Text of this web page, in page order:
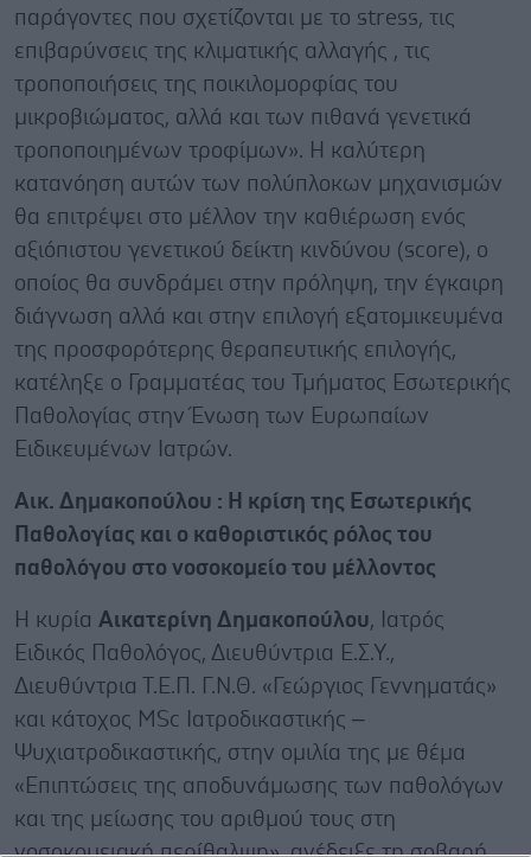
παράγοντες που σχετίζονται με το stress, τις
επιβαρύνσεις της κλιματικής αλλαγής , τις
τροποποιήσεις της ποικιλομορφίας του
μικροβιώματος, αλλά και των πιθανά γενετικά
τροποποιημένων τροφίμων». Η καλύτερη
κατανόηση αυτών των πολύπλοκων μηχανισμών
θα επιτρέψει στο μέλλον την καθιέρωση ενός
αξιόπιστου γενετικού δείκτη κινδύνου (score), ο
οποίος θα συνδράμει στην πρόληψη, την έγκαιρη
διάγνωση αλλά και στην επιλογή εξατομικευμένα
της προσφορότερης θεραπευτικής επιλογής,
κατέληξε ο Γραμματέας του Τμήματος Εσωτερικής
Παθολογίας στην Ένωση των Ευρωπαίων
Ειδικευμένων Ιατρών.
Αικ. Δημακοπούλου : Η κρίση της Εσωτερικής
Παθολογίας και ο καθοριστικός ρόλος του
παθολόγου στο νοσοκομείο του μέλλοντος
Η κυρία Αικατερίνη Δημακοπούλου, Ιατρός
Ειδικός Παθολόγος, Διευθύντρια Ε.Σ.Υ.,
Διευθύντρια Τ.Ε.Π. Γ.Ν.Θ. «Γεώργιος Γεννηματάς»
και κάτοχος MSc Ιατροδικαστικής –
Ψυχιατροδικαστικής, στην ομιλία της με θέμα
«Επιπτώσεις της αποδυνάμωσης των παθολόγων
και της μείωσης του αριθμού τους στη
νοσοκομειακή περίθαλψη», ανέδειξε τη σοβαρή